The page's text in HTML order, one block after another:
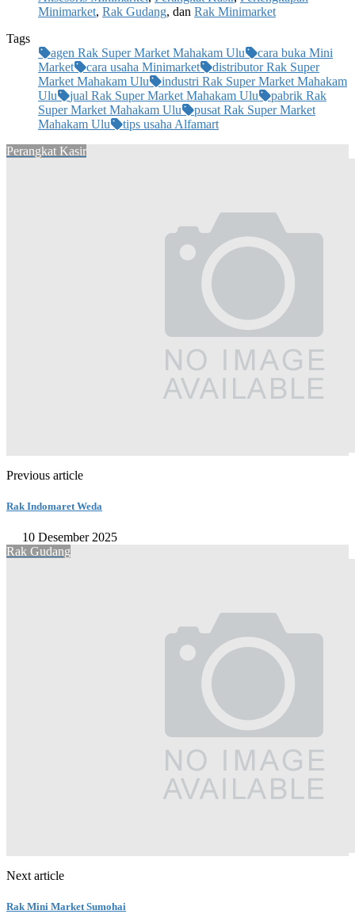
Minimarket, Rak Gudang, dan Rak Minimarket
Tags
agen Rak Super Market Mahakam Ulu
cara buka Mini
Market
cara usaha Minimarket
distributor Rak Super
Market Mahakam Ulu
industri Rak Super Market Mahakam
Ulu
jual Rak Super Market Mahakam Ulu
pabrik Rak
Super Market Mahakam Ulu
pusat Rak Super Market
Mahakam Ulu
tips usaha Alfamart
Perangkat Kasir
Previous article
Rak Indomaret Weda
10 Desember 2025
Rak Gudang
Next article
Rak Mini Market Sumohai